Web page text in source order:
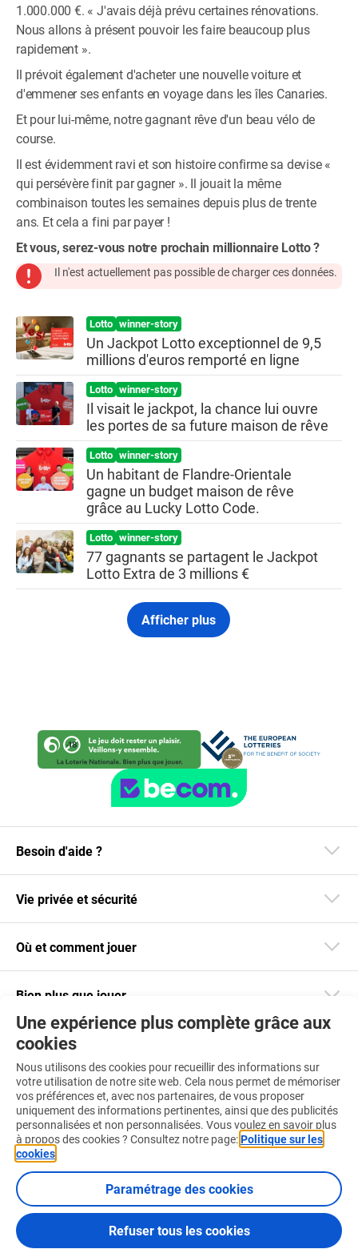
1.000.000 €. « J'avais déjà prévu certaines rénovations.
Nous allons à présent pouvoir les faire beaucoup plus
rapidement ».
Il prévoit également d'acheter une nouvelle voiture et
d'emmener ses enfants en voyage dans les îles Canaries.
Et pour lui-même, notre gagnant rêve d'un beau vélo de
course.
Il est évidemment ravi et son histoire confirme sa devise «
qui persévère finit par gagner ». Il jouait la même
combinaison toutes les semaines depuis plus de trente
ans. Et cela a fini par payer !
Et vous, serez-vous notre prochain millionnaire Lotto ?
Il n'est actuellement pas possible de charger ces données.
Lotto winner-story
Un Jackpot Lotto exceptionnel de 9,5
millions d'euros remporté en ligne
Lotto winner-story
Il visait le jackpot, la chance lui ouvre
les portes de sa future maison de rêve
Lotto winner-story
Un habitant de Flandre-Orientale
gagne un budget maison de rêve
grâce au Lucky Lotto Code.
Lotto winner-story
77 gagnants se partagent le Jackpot
Lotto Extra de 3 millions €
Afficher plus
Une expérience plus complète grâce aux
cookies
Nous utilisons des cookies pour recueillir des informations sur
votre utilisation de notre site web. Cela nous permet de mémoriser
vos préférences et, avec nos partenaires, de vous proposer
uniquement des informations pertinentes, ainsi que des publicités
personnalisées et non personnalisées. Vous voulez en savoir plus
à propos des cookies ? Consultez notre page:Politique sur les
cookies
Paramétrage des cookies
Refuser tous les cookies
Besoin d'aide ?
Vie privée et sécurité
Où et comment jouer
Bien plus que jouer
Téléchargez notre app